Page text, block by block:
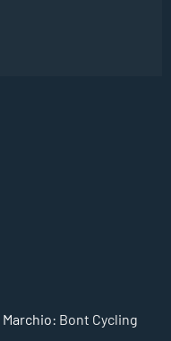
Marchio: Bont Cycling